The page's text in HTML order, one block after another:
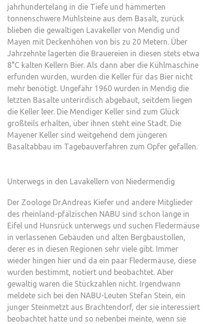
jahrhundertelang in die Tiefe und hämmerten
tonnenschwere Mühlsteine aus dem Basalt, zurück
blieben die gewaltigen Lavakeller von Mendig und
Mayen mit Deckenhöhen von bis zu 20 Metern. Über
Jahrzehnte lagerten die Brauereien in diesen stets etwa
8°C kalten Kellern Bier. Als dann aber die Kühlmaschine
erfunden wurden, wurden die Keller für das Bier nicht
mehr benötigt. Ungefähr 1960 wurden in Mendig die
letzten Basalte unterirdisch abgebaut, seitdem liegen
die Keller leer. Die Mendiger Keller sind zum Glück
großteils erhalten, über ihnen steht eine Stadt. Die
Mayener Keller sind weitgehend dem jüngeren
Basaltabbau im Tagebauverfahren zum Opfer gefallen.
Unterwegs in den Lavakellern von Niedermendig
Der Zoologe Dr.Andreas Kiefer und andere Mitglieder
des rheinland-pfälzischen NABU sind schon lange in
Eifel und Hunsrück unterwegs und suchen Fledermäuse
in verlassenen Gebäuden und alten Bergbaustollen,
derer es in diesen Regionen sehr viele gibt. Immer
wieder hingen hier und da ein paar Fledermäuse, diese
wurden bestimmt, notiert und beobachtet. Aber
gewaltig waren die Stückzahlen nicht. Irgendwann
meldete sich bei den NABU-Leuten Stefan Stein, ein
junger Steinmetzt aus Brachtendorf, der sie interessiert
beobachtet hatte und so nebenbei meinte, wenn sie